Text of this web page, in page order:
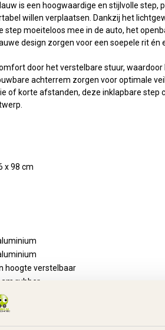
is een hoogwaardige en stijlvolle step,
willen verplaatsen. Dankzij het
step moeiteloos mee in de auto, het
design zorgen voor een soepele rit én
door het verstelbare stuur,
achterrem zorgen voor optimale
of korte afstanden, deze inklapbare
x 98 cm
hoogte verstelbaar
rubber